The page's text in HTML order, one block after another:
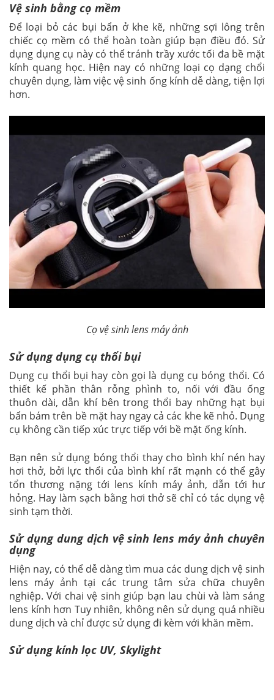
Vệ sinh bằng cọ mềm
Để loại bỏ các bụi bẩn ở khe kẽ, những sợi lông trên
chiếc cọ mềm có thể hoàn toàn giúp bạn điều đó. Sử
dụng dụng cụ này có thể tránh trầy xước tối đa bề mặt
kính quang học. Hiện nay có những loại cọ dạng chổi
chuyên dụng, làm việc vệ sinh ống kính dễ dàng, tiện lợi
hơn.
Cọ vệ sinh lens máy ảnh
Sử dụng dụng cụ thổi bụi
Dụng cụ thổi bụi hay còn gọi là dụng cụ bóng thổi. Có
thiết kế phần thân rỗng phình to, nối với đầu ống
thuôn dài, dẫn khí bên trong thổi bay những hạt bụi
bẩn bám trên bề mặt hay ngay cả các khe kẽ nhỏ. Dụng
cụ không cần tiếp xúc trực tiếp với bề mặt ống kính.
Bạn nên sử dụng bóng thổi thay cho bình khí nén hay
hơi thở, bởi lực thổi của bình khí rất mạnh có thể gây
tổn thương nặng tới lens kính máy ảnh, dẫn tới hư
hỏng. Hay làm sạch bằng hơi thở sẽ chỉ có tác dụng vệ
sinh tạm thời.
Sử dụng dung dịch vệ sinh lens máy ảnh chuyên
dụng
Hiện nay, có thể dễ dàng tìm mua các dung dịch vệ sinh
lens máy ảnh tại các trung tâm sửa chữa chuyên
nghiệp. Với chai vệ sinh giúp bạn lau chùi và làm sáng
lens kính hơn Tuy nhiên, không nên sử dụng quá nhiều
dung dịch và chỉ được sử dụng đi kèm với khăn mềm.
Sử dụng kính lọc UV, Skylight